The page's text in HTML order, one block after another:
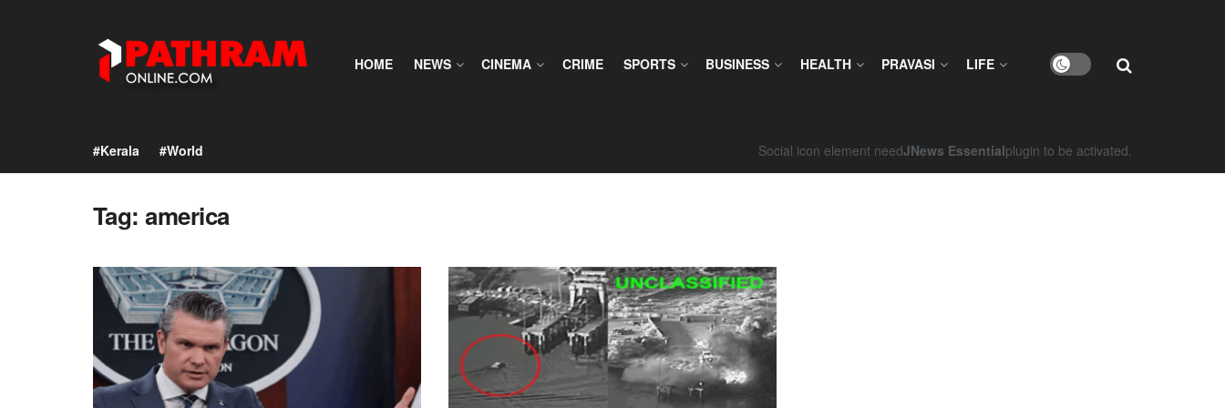
HOME NEWS CINEMA CRIME SPORTS BUSINESS HEALTH PRAVASI LIFE
#Kerala #World Social icon element needJNews Essentialplugin to be activated.
Tag:america